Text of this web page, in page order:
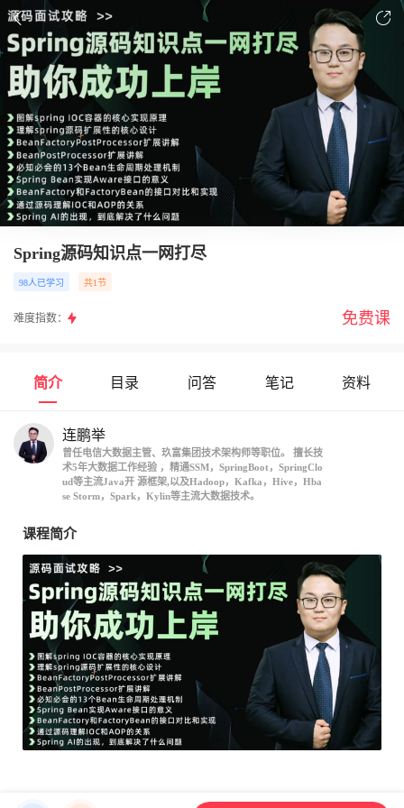
Spring源码知识点一网打尽
98人已学习 共1节
难度指数： 免费课
简介 目录 问答 笔记 资料
连鹏举
曾任电信大数据主管、玖富集团技术架构师等职位。 擅长技
术5年大数据工作经验 ，精通SSM，SpringBoot，SpringClo
ud等主流Java开 源框架,以及Hadoop，Kafka，Hive，Hba
se Storm，Spark，Kylin等主流大数据技术。
课程简介